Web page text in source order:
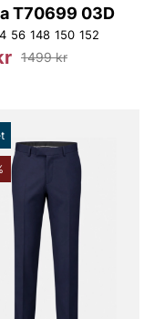
T70699 03D
56 148 150 152
1499 kr